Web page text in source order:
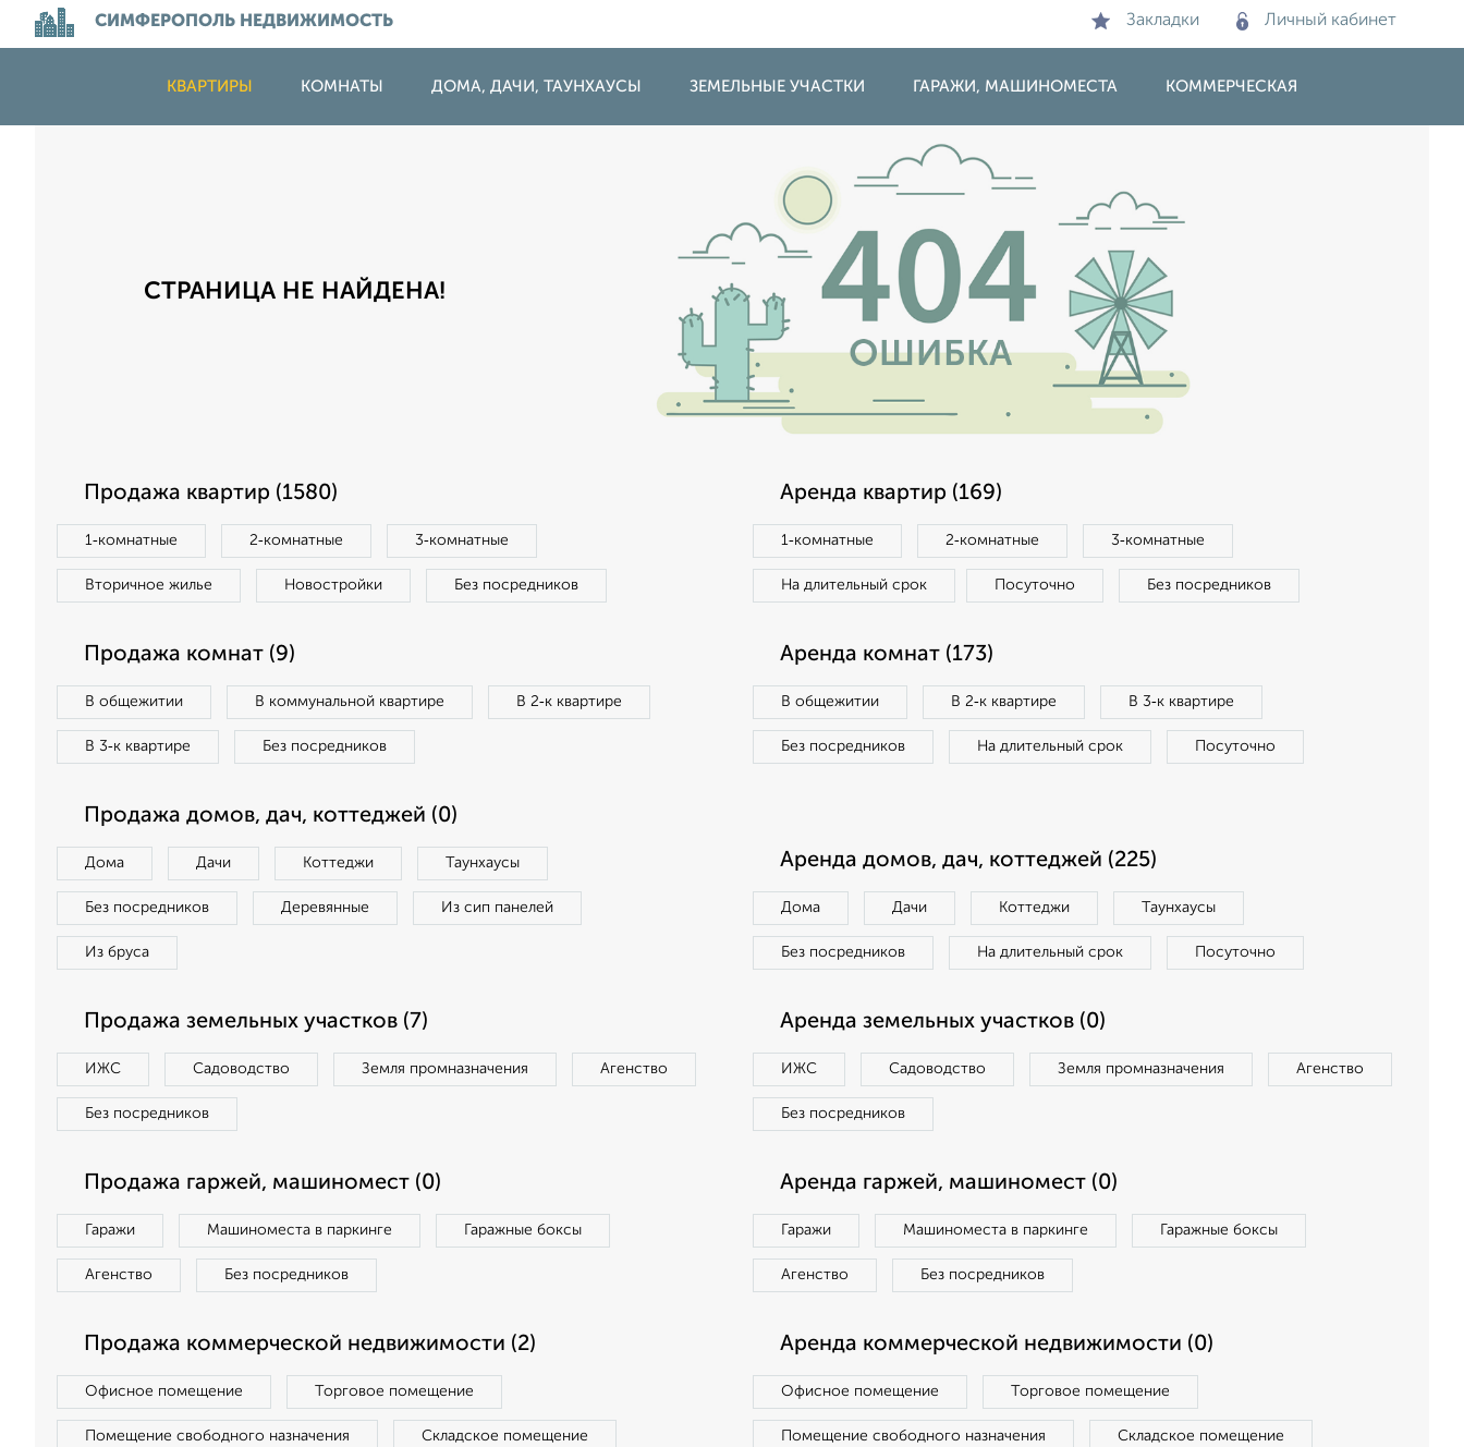
СИМФЕРОПОЛЬ НЕДВИЖИМОСТЬ Закладки Личный кабинет
КВАРТИРЫ КОМНАТЫ ДОМА, ДАЧИ, ТАУНХАУСЫ ЗЕМЕЛЬНЫЕ УЧАСТКИ ГАРАЖИ, МАШИНОМЕСТА КОММЕРЧЕСКАЯ
СТРАНИЦА НЕ НАЙДЕНА!
Продажа квартир (1580)
1‑комнатные 2‑комнатные 3‑комнатные
Вторичное жилье Новостройки Без посредников
Аренда квартир (169)
1‑комнатные 2‑комнатные 3‑комнатные
На длительный срок Посуточно Без посредников
Продажа комнат (9)
В общежитии В коммунальной квартире В 2‑к квартире
В 3‑к квартире Без посредников
Аренда комнат (173)
В общежитии В 2‑к квартире В 3‑к квартире
Без посредников На длительный срок Посуточно
Продажа домов, дач, коттеджей (0)
Дома Дачи Коттеджи Таунхаусы
Без посредников Деревянные Из сип панелей
Из бруса
Аренда домов, дач, коттеджей (225)
Дома Дачи Коттеджи Таунхаусы
Без посредников На длительный срок Посуточно
Продажа земельных участков (7)
ИЖС Садоводство Земля промназначения Агенство
Без посредников
Аренда земельных участков (0)
ИЖС Садоводство Земля промназначения Агенство
Без посредников
Продажа гаржей, машиномест (0)
Гаражи Машиноместа в паркинге Гаражные боксы
Агенство Без посредников
Аренда гаржей, машиномест (0)
Гаражи Машиноместа в паркинге Гаражные боксы
Агенство Без посредников
Продажа коммерческой недвижимости (2)
Офисное помещение Торговое помещение
Помещение свободного назначения Складское помещение
Аренда коммерческой недвижимости (0)
Офисное помещение Торговое помещение
Помещение свободного назначения Складское помещение